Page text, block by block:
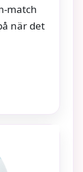
match
när det